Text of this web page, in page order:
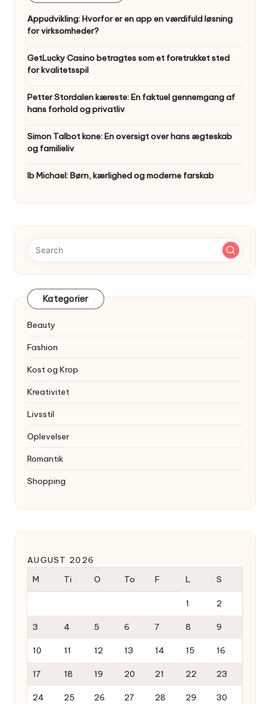
Appudvikling: Hvorfor er en app en værdifuld løsning
for virksomheder?
GetLucky Casino betragtes som et foretrukket sted
for kvalitetsspil
Petter Stordalen kæreste: En faktuel gennemgang af
hans forhold og privatliv
Simon Talbot kone: En oversigt over hans ægteskab
og familieliv
Ib Michael: Børn, kærlighed og moderne farskab
Kategorier
Beauty
Fashion
Kost og Krop
Kreativitet
Livsstil
Oplevelser
Romantik
Shopping
AUGUST 2026
M
Ti O To F L S
1 2
3 4 5 6 7 8 9
10 11 12 13 14 15 16
17 18 19 20 21 22 23
24 25 26 27 28 29 30